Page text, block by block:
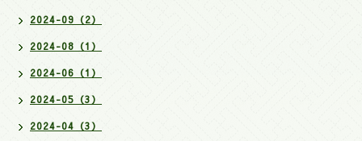
2024-09（2）
2024-08（1）
2024-06（1）
2024-05（3）
2024-04（3）